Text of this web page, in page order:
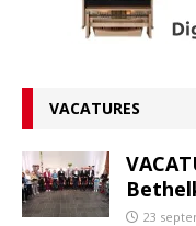
VACATURES
23